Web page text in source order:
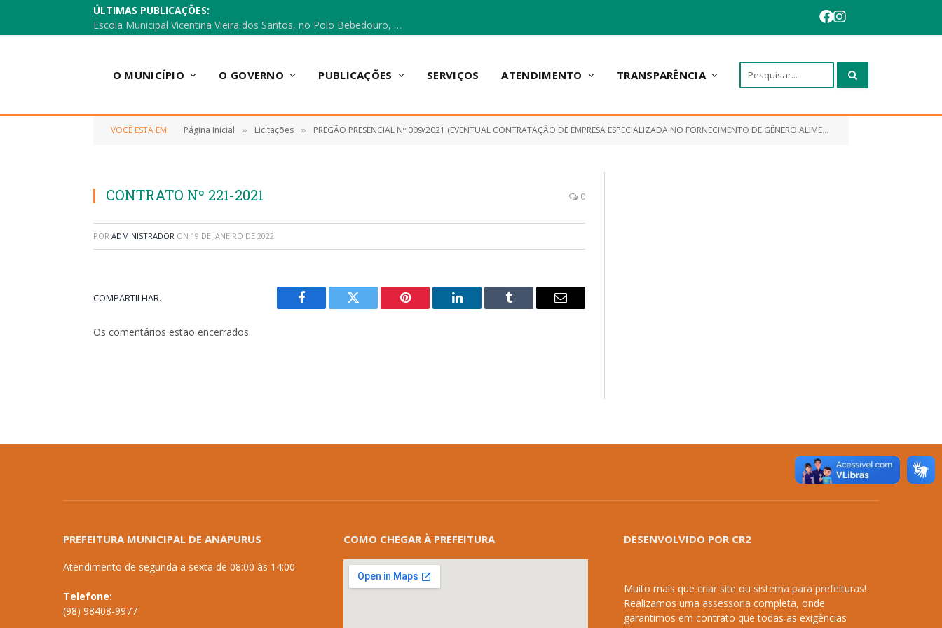
ÚLTIMAS PUBLICAÇÕES:
Escola Municipal Vicentina Vieira dos Santos, no Polo Bebedouro, recebeu materiais para a implantação do Cantinho da Leitura e da Sala Multidisciplinar.
O MUNICÍPIO O GOVERNO PUBLICAÇÕES SERVIÇOS ATENDIMENTO TRANSPARÊNCIA
VOCÊ ESTÁ EM: Página Inicial » Licitações » PREGÃO PRESENCIAL Nº 009/2021 (EVENTUAL CONTRATAÇÃO DE EMPRESA ESPECIALIZADA NO FORNECIMENTO DE GÊNERO ALIMENTÍCIOS PERECÍVEIS E NÃO PERECÍVEIS)
CONTRATO Nº 221-2021 0
POR ADMINISTRADOR ON 19 DE JANEIRO DE 2022
COMPARTILHAR.
Facebook Twitter Pinterest LinkedIn Tumblr
E-
Os comentários estão encerrados.
PREFEITURA MUNICIPAL DE ANAPURUS
Atendimento de segunda a sexta de 08:00 às 14:00
Telefone:
(98) 98408-9977
COMO CHEGAR À PREFEITURA DESENVOLVIDO POR CR2
Muito mais que criar site ou sistema para prefeituras!
Realizamos uma assessoria completa, onde
garantimos em contrato que todas as exigências